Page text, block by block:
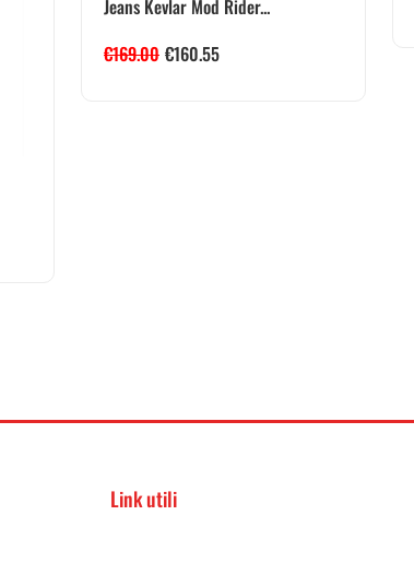
Jeans Kevlar Mod Rider...
€169.00 €160.55
Link utili